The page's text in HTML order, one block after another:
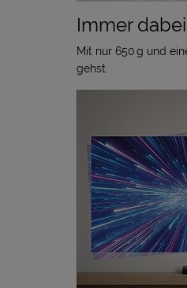
Immer
Mit nur 650 g und
gehst.